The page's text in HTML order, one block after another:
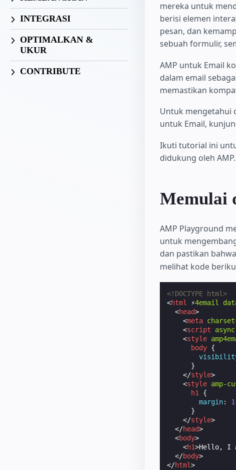
INTEGRASI
OPTIMALKAN &
UKUR
CONTRIBUTE
mereka untuk
berisi elemen
pesan, dan
sebuah formulir,
AMP untuk Email
dalam email
memastikan
Untuk mengetahui
untuk Email,
Ikuti tutorial ini
didukung oleh
Memulai
AMP Playground
untuk
dan pastikan
melihat kode
<!DOCTYPE html>
<html ⚡4email
<head>
<meta charset
<script async
<style
body {
}
</style>
<style amp-
h1
{
margin: 1
}
</style>
</head>
<body>
<h1>Hello, I
</body>
</html>